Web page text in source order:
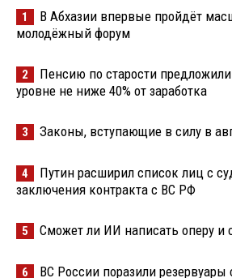
1
В Абхазии впервые пройдёт
молодёжный форум
2
Пенсию по старости
уровне не ниже 40% от заработка
3 Законы, вступающие в силу в
4
Путин расширил список лиц с
заключения контракта с ВС РФ
5 Сможет ли ИИ написать оперу и
6
ВС России поразили резервуары